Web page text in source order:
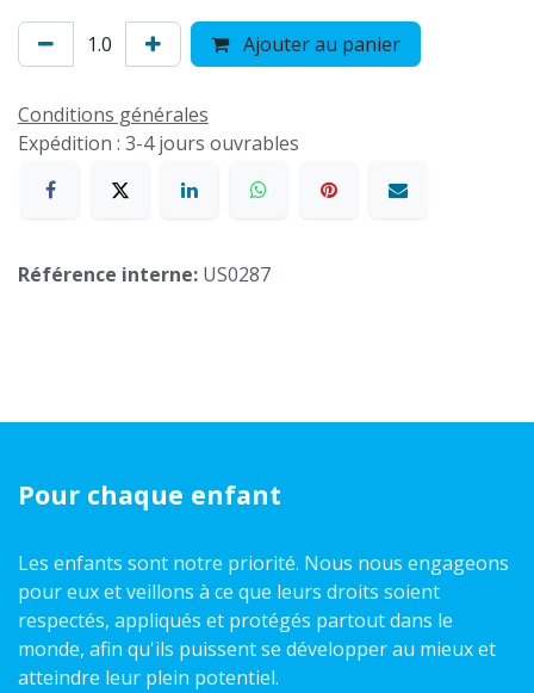
Ajouter au panier
Conditions générales
Expédition : 3-4 jours ouvrables
Référence interne: US0287
Pour chaque enfant
Les enfants sont notre priorité. Nous nous engageons
pour eux et veillons à ce que leurs droits soient
respectés, appliqués et protégés partout dans le
monde, afin qu'ils puissent se développer au mieux et
atteindre leur plein potentiel.